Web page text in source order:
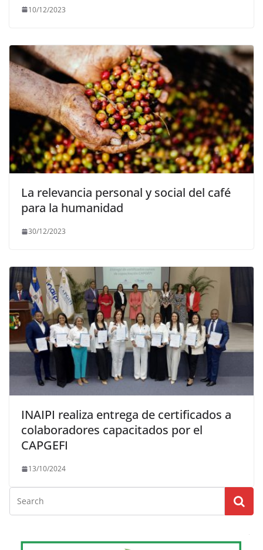
10/12/2023
La relevancia personal y social del café
para la humanidad
30/12/2023
INAIPI realiza entrega de certificados a
colaboradores capacitados por el
CAPGEFI
13/10/2024